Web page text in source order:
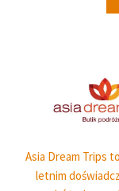
Asia Dream Trips
letnim